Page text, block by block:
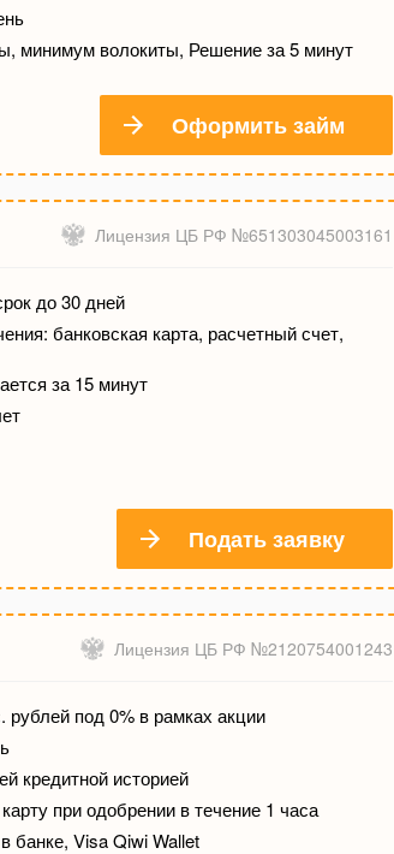
минимум волокиты, Решение за 5 минут
Оформить займ
Лицензия ЦБ РФ №651303045003161
до 30 дней
банковская карта, расчетный счет,
за 15 минут
Подать заявку
Лицензия ЦБ РФ №2120754001243
под 0% в рамках акции
кредитной историей
при одобрении в течение 1 часа
банке, Visa Qiwi Wallet